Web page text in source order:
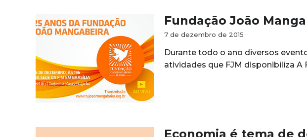
Fundação João
7 de dezembro de 2015
Durante todo o ano diversos
atividades que FJM disponibiliza A
Economia é tema de